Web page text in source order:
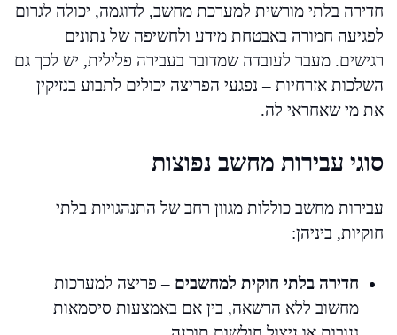
חדירה בלתי מורשית למערכת מחשב, לדוגמה, יכולה לגרום
לפגיעה חמורה באבטחת מידע ולחשיפה של נתונים
רגישים. מעבר לעובדה שמדובר בעבירה פלילית, יש לכך גם
השלכות אזרחיות – נפגעי הפריצה יכולים לתבוע בנזיקין
את מי שאחראי לה.
סוגי עבירות מחשב נפוצות
עבירות מחשב כוללות מגוון רחב של התנהגויות בלתי
חוקיות, ביניהן:
חדירה בלתי חוקית למחשבים – פריצה למערכות
מחשוב ללא הרשאה, בין אם באמצעות סיסמאות